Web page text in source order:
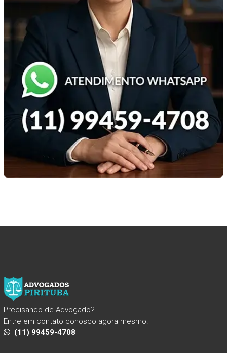
Precisando de Advogado?
Entre em contato conosco agora mesmo!
(11) 99459-4708